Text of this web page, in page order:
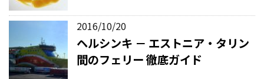
2016/10/20
ヘルシンキ － エストニア・タリン
間のフェリー 徹底ガイド